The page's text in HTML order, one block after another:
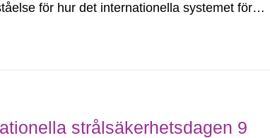
för hur det internationella systemet för
strålsäkerhetsdagen 9